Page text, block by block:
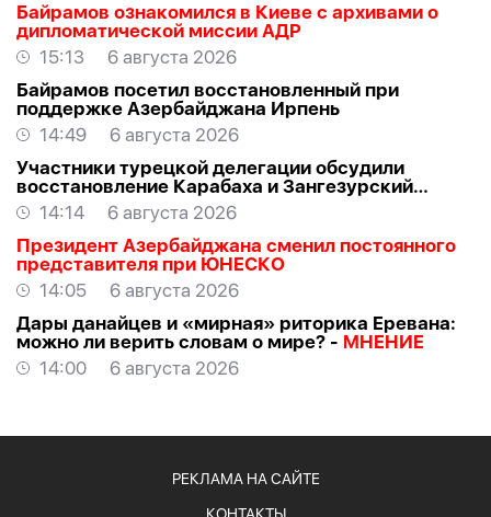
Байрамов ознакомился в Киеве с архивами о
дипломатической миссии АДР
15:13
6 августа 2026
Байрамов посетил восстановленный при
поддержке Азербайджана Ирпень
14:49
6 августа 2026
Участники турецкой делегации обсудили
восстановление Карабаха и Зангезурский
коридор
14:14
6 августа 2026
Президент Азербайджана сменил постоянного
представителя при ЮНЕСКО
14:05
6 августа 2026
Дары данайцев и «мирная» риторика Еревана:
можно ли верить словам о мире? - МНЕНИЕ
14:00
6 августа 2026
РЕКЛАМА НА САЙТЕ